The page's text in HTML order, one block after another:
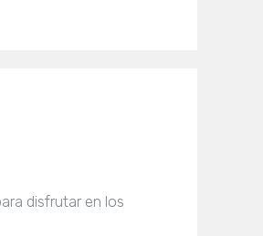
disfrutar en los